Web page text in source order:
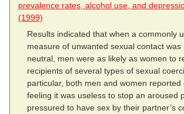
prevalence rates, alcohol use, and
(1999)
Results indicated that when a commonly
measure of unwanted sexual contact
neutral, men were as likely as women to
recipients of several types of sexual
particular, both men and women reported
feeling it was useless to stop an aroused
pressured to have sex by their partner’s